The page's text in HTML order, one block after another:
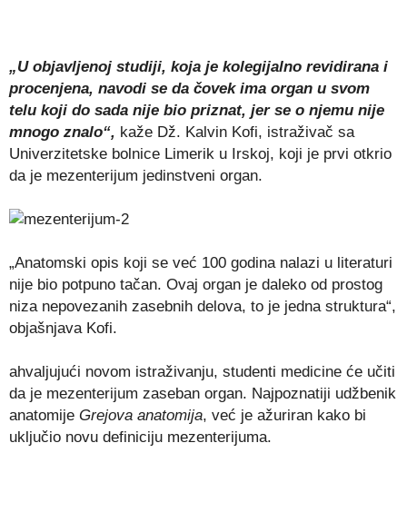
„U objavljenoj studiji, koja je kolegijalno revidirana i
procenjena, navodi se da čovek ima organ u svom
telu koji do sada nije bio priznat, jer se o njemu nije
mnogo znalo“, kaže Dž. Kalvin Kofi, istraživač sa
Univerzitetske bolnice Limerik u Irskoj, koji je prvi otkrio
da je mezenterijum jedinstveni organ.
„Anatomski opis koji se već 100 godina nalazi u literaturi
nije bio potpuno tačan. Ovaj organ je daleko od prostog
niza nepovezanih zasebnih delova, to je jedna struktura“,
objašnjava Kofi.
ahvaljujući novom istraživanju, studenti medicine će učiti
da je mezenterijum zaseban organ. Najpoznatiji udžbenik
anatomije Grejova anatomija, već je ažuriran kako bi
uključio novu definiciju mezenterijuma.